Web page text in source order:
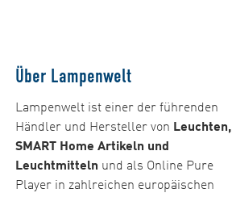
Über Lampenwelt
Lampenwelt ist einer der führenden
Händler und Hersteller von Leuchten,
SMART Home Artikeln und
Leuchtmitteln und als Online Pure
Player in zahlreichen europäischen